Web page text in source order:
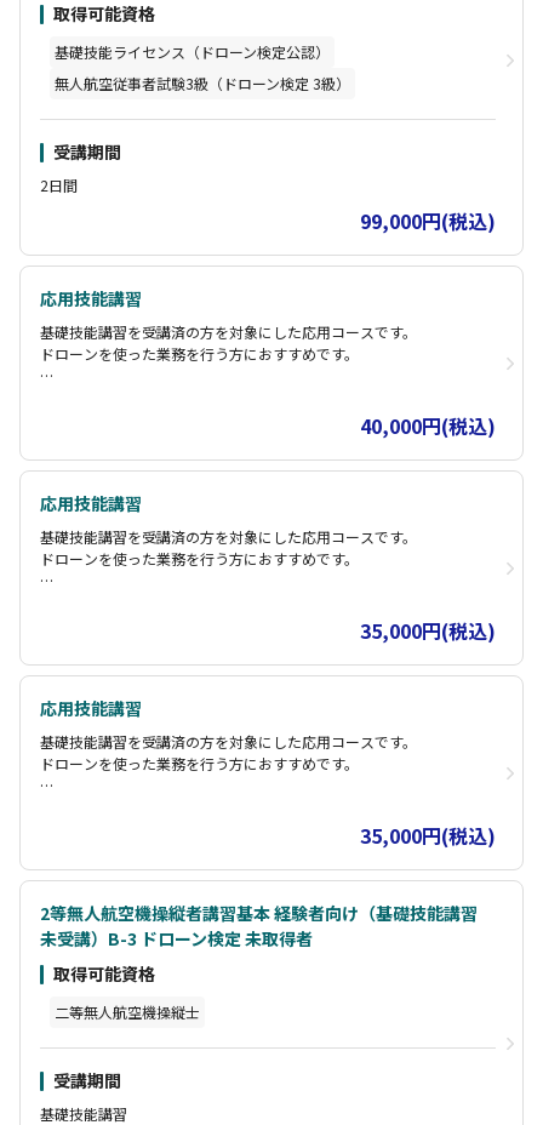
トイドローンと無人航空機を使用した実技講習をしていただきま
す。
ドローン検定協会公式「３級ライセンス」を発行します（３級試験
が免除になります）
登録
機体購入前の方でも安心！手ぶらで参加OK
シミュレーターと実機にて訓練した時間（１０時間）は国土交通省
への飛行許可申請時の経験時間として申請できます。
取得可能資格
基礎技能ライセンス（ドローン検定公認）
無人航空従事者試験3級（ドローン検定 3級）
受講期間
2日間
99,000円(税込)
応用技能講習
基礎技能講習を受講済の方を対象にした応用コースです。
ドローンを使った業務を行う方におすすめです。
目視外飛行(視界から外れた範囲)の長距離飛行を行う際には国交省へ
の申請が必要になり、違反した場合には罰金刑となります。
40,000円(税込)
応用技能講習
基礎技能講習を受講済の方を対象にした応用コースです。
ドローンを使った業務を行う方におすすめです。
航空法では、「日中（日出から日没まで）に飛行させること 」と な
っているために、それ以外の時間帯は禁止されています。
訓練します。
35,000円(税込)
応用技能講習
基礎技能講習を受講済の方を対象にした応用コースです。
ドローンを使った業務を行う方におすすめです。
飛行中の無人航空機から物件を投下するためには、国土交通大臣の
承認が実用となります。
が定められています。
35,000円(税込)
2等無人航空機操縦者講習基本 経験者向け（基礎技能講習
未受講）B-3 ドローン検定 未取得者
取得可能資格
二等無人航空機操縦士
受講期間
基礎技能講習